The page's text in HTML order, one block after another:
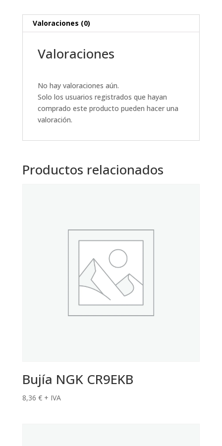
Valoraciones (0)
Valoraciones
No hay valoraciones aún.
Solo los usuarios registrados que hayan
comprado este producto pueden hacer una
valoración.
Productos relacionados
Bujía NGK CR9EKB
8,36 € + IVA